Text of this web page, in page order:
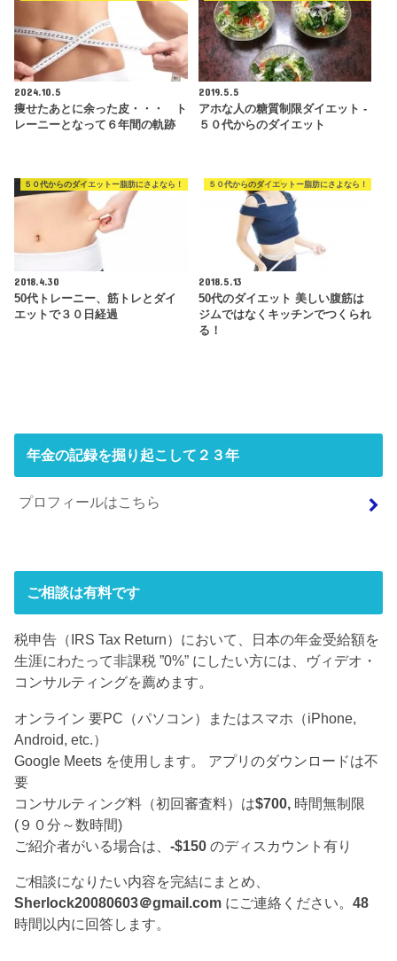
2024.10.5
痩せたあとに余った皮・・・ ト
レーニーとなって６年間の軌跡
2019.5.5
アホな人の糖質制限ダイエット -
５０代からのダイエット
５０代からのダイエットー脂肪にさよなら！
2018.4.30
50代トレーニー、筋トレとダイ
エットで３０日経過
５０代からのダイエットー脂肪にさよなら！
2018.5.13
50代のダイエット 美しい腹筋は
ジムではなくキッチンでつくられ
る！
年金の記録を掘り起こして２３年
プロフィールはこちら
ご相談は有料です
税申告（IRS Tax Return）において、日本の年金受給額を
生涯にわたって非課税 ”0%” にしたい方には、ヴィデオ・
コンサルティングを薦めます。
オンライン 要PC（パソコン）またはスマホ（iPhone,
Android, etc.）
Google Meets を使用します。 アプリのダウンロードは不
要
コンサルティング料（初回審査料）は$700, 時間無制限
(９０分～数時間)
ご紹介者がいる場合は、-$150 のディスカウント有り
ご相談になりたい内容を完結にまとめ、
Sherlock20080603＠gmail.com にご連絡ください。48
時間以内に回答します。